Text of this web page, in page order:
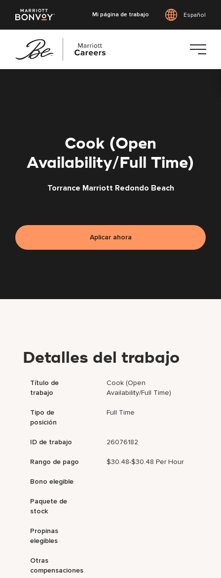
Mi página de trabajo Español
Cook (Open
Availability/Full Time)
Torrance Marriott Redondo Beach
Aplicar ahora
Detalles del trabajo
Título de
trabajo
Cook (Open
Availability/Full Time)
Tipo de
posición
Full Time
ID de trabajo 26076182
Rango de pago $30.48-$30.48 Per Hour
Bono elegible
Paquete de
stock
Propinas
elegibles
Otras
compensaciones